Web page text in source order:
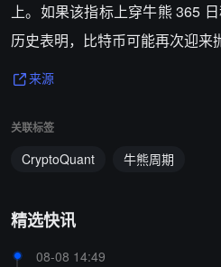
上。如果该指标上穿牛熊 365
历史表明，比特币可能再次迎来
来源
关联标签
CryptoQuant 牛熊周期
精选快讯
08-08 14:49